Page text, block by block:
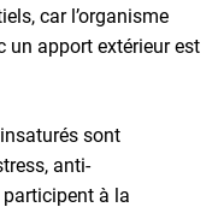
car l’organisme
un apport extérieur est
sont
anti-
à la